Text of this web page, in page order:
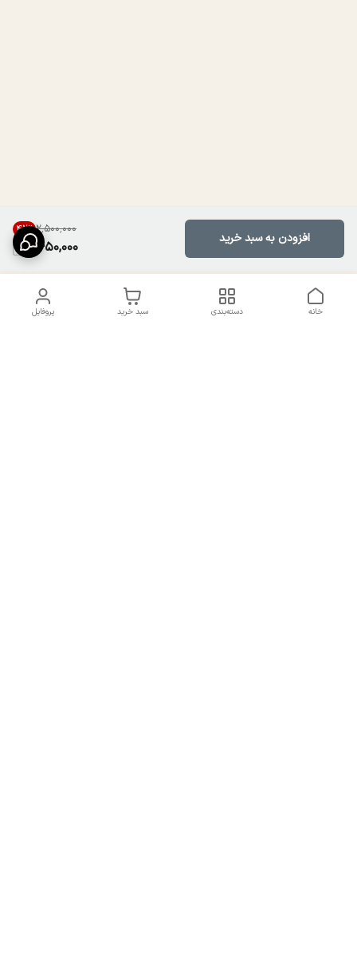
۲٬۵۰۰٬۰۰۰ 42%
1,450,000 افزودن به سبد خرید
پروفایل سبد خرید دسته‌بندی خانه